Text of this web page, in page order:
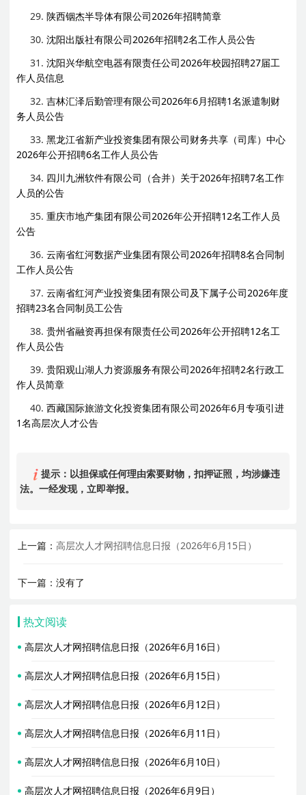
29.陕西铟杰半导体有限公司2026年招聘简章
30.沈阳出版社有限公司2026年招聘2名工作人员公告
31.沈阳兴华航空电器有限责任公司2026年校园招聘27届工
作人员信息
32.吉林汇泽后勤管理有限公司2026年6月招聘1名派遣制财
务人员公告
33.黑龙江省新产业投资集团有限公司财务共享（司库）中心
2026年公开招聘6名工作人员公告
34. 四川九洲软件有限公司（合并）关于2026年招聘7名工作
人员的公告
35.重庆市地产集团有限公司2026年公开招聘12名工作人员
公告
36.云南省红河数据产业集团有限公司2026年招聘8名合同制
工作人员公告
37.云南省红河产业投资集团有限公司及下属子公司2026年度
招聘23名合同制员工公告
38.贵州省融资再担保有限责任公司2026年公开招聘12名工
作人员公告
39.贵阳观山湖人力资源服务有限公司2026年招聘2名行政工
作人员简章
40.西藏国际旅游文化投资集团有限公司2026年6月专项引进
1名高层次人才公告
提示：以担保或任何理由索要财物，扣押证照，均涉嫌违
法。一经发现，立即举报。
上一篇：高层次人才网招聘信息日报（2026年6月15日）
下一篇：没有了
热文阅读
高层次人才网招聘信息日报（2026年6月16日）
高层次人才网招聘信息日报（2026年6月15日）
高层次人才网招聘信息日报（2026年6月12日）
高层次人才网招聘信息日报（2026年6月11日）
高层次人才网招聘信息日报（2026年6月10日）
高层次人才网招聘信息日报（2026年6月9日）